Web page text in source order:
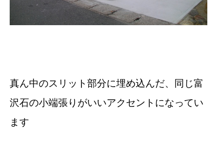
真ん中のスリット部分に埋め込んだ、同じ富
沢石の小端張りがいいアクセントになってい
ます